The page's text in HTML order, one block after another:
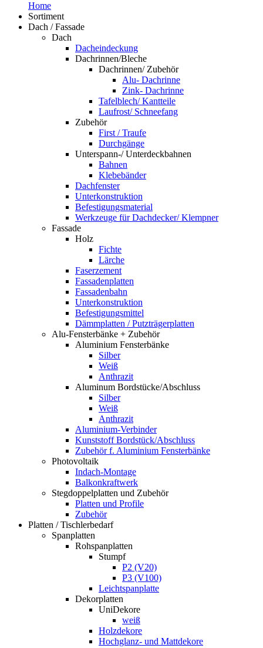
Home
Sortiment
Dach / Fassade
Dach
Dacheindeckung
Dachrinnen/Bleche
Dachrinnen/ Zubehör
Alu- Dachrinne
Zink- Dachrinne
Tafelblech/ Kantteile
Laufrost/ Schneefang
Zubehör
First / Traufe
Durchgänge
Unterspann-/ Unterdeckbahnen
Bahnen
Klebebänder
Dachfenster
Unterkonstruktion
Befestigungsmaterial
Werkzeuge für Dachdecker/ Klempner
Fassade
Holz
Fichte
Lärche
Faserzement
Fassadenplatten
Fassadenbahn
Unterkonstruktion
Befestigungsmittel
Dämmplatten / Putzträgerplatten
Alu-Fensterbänke + Zubehör
Aluminium Fensterbänke
Silber
Weiß
Anthrazit
Aluminum Bordstücke/Abschluss
Silber
Weiß
Anthrazit
Aluminium-Verbinder
Kunststoff Bordstück/Abschluss
Zubehör f. Aluminium Fensterbänke
Photovoltaik
Indach-Montage
Balkonkraftwerk
Stegdoppelplatten und Zubehör
Platten und Profile
Zubehör
Platten / Tischlerbedarf
Spanplatten
Rohspanplatten
Stumpf
P2 (V20)
P3 (V100)
Leichtspanplatte
Dekorplatten
UniDekore
weiß
Holzdekore
Hochglanz- und Mattdekore